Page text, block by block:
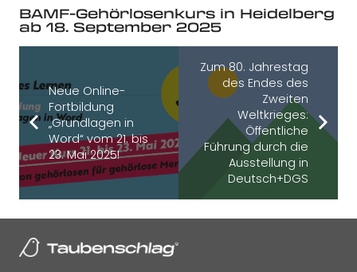
BAMF-Gehörlosenkurs in Heidelberg
ab 18. September 2025
Neue Online-
Fortbildung
„Grundlagen in
Word“ vom 21. bis
23. Mai 2025!
Zum 80. Jahrestag
des Endes des
Zweiten
Weltkrieges:
Öffentliche
Führung durch die
Ausstellung in
Deutsch+DGS